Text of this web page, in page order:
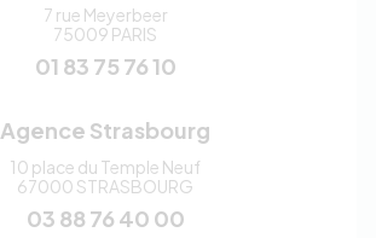
7 rue Meyerbeer
75009 PARIS
01 83 75 76 10
Agence Strasbourg
10 place du Temple Neuf
67000 STRASBOURG
03 88 76 40 00